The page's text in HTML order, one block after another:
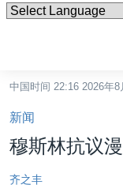
碍
链
接
跳
转
中国
台湾
中国时间 22:16 2026年8
新闻
穆斯林抗议
齐之丰